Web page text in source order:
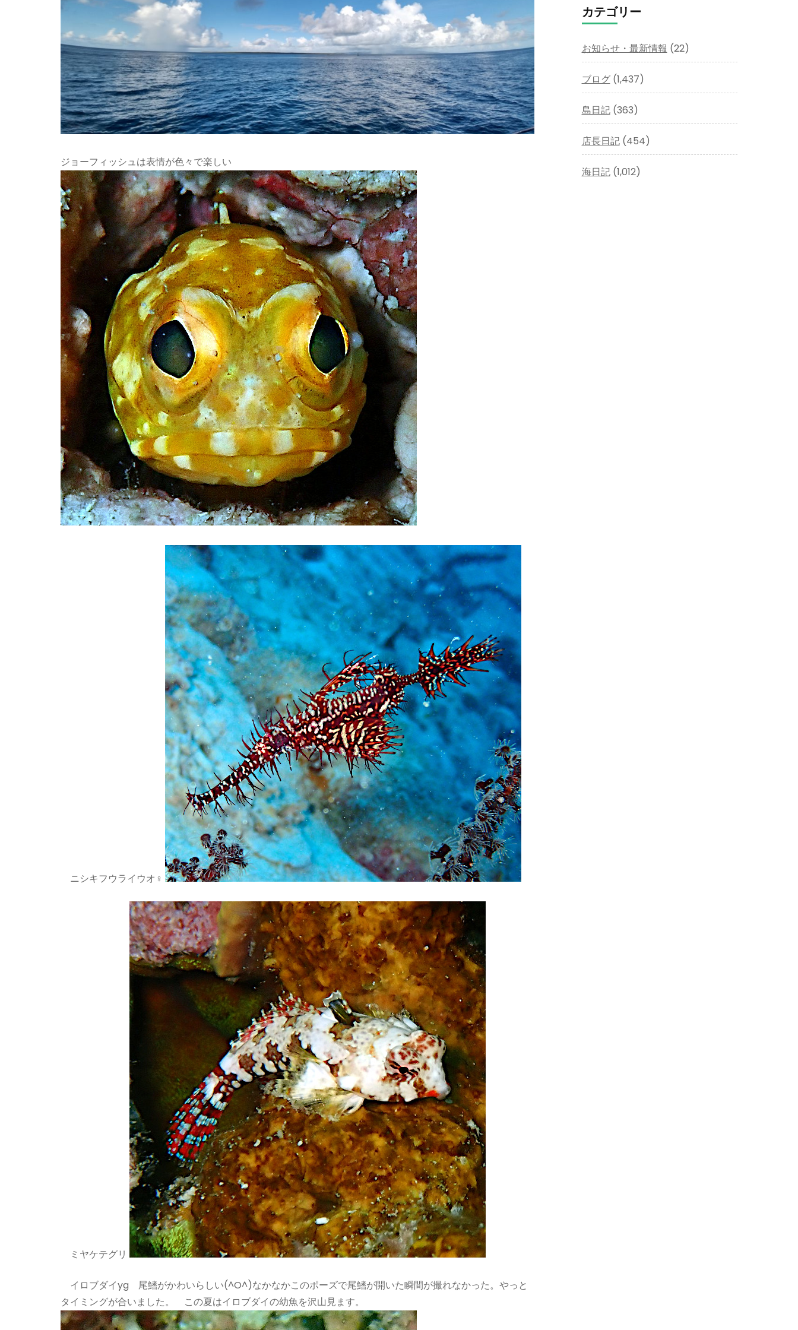
ジョーフィッシュは表情が色々で楽しい
ニシキフウライウオ♀
ミヤケテグリ
イロブダイyg 尾鰭がかわいらしい(^O^)なかなかこのポーズで尾鰭が開いた瞬間が撮れなかった。やっと
タイミングが合いました。 この夏はイロブダイの幼魚を沢山見ます。
イ
ブ
カテゴリー
お知らせ・最新情報 (22)
ブログ(1,437)
島日記(363)
店長日記(454)
海日記(1,012)